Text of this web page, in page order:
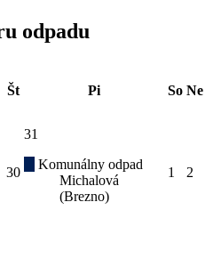
odpadu
Št Pi So Ne
30
31
Komunálny odpad
Michalová
(Brezno)
1 2